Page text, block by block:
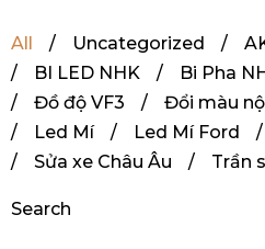
All / Uncategorized /
/
BI LED NHK / Bi Pha
/
Đồ độ VF3 / Đổi màu
/
Led Mí / Led Mí Ford /
/
Sửa xe Châu Âu / Trần
Search